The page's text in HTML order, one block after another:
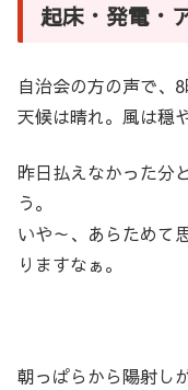
起床・発電・
自治会の方の声で、8
天候は晴れ。風は穏や
昨日払えなかった分
う。
いや～、あらためて
りますなぁ。
朝っぱらから陽射し